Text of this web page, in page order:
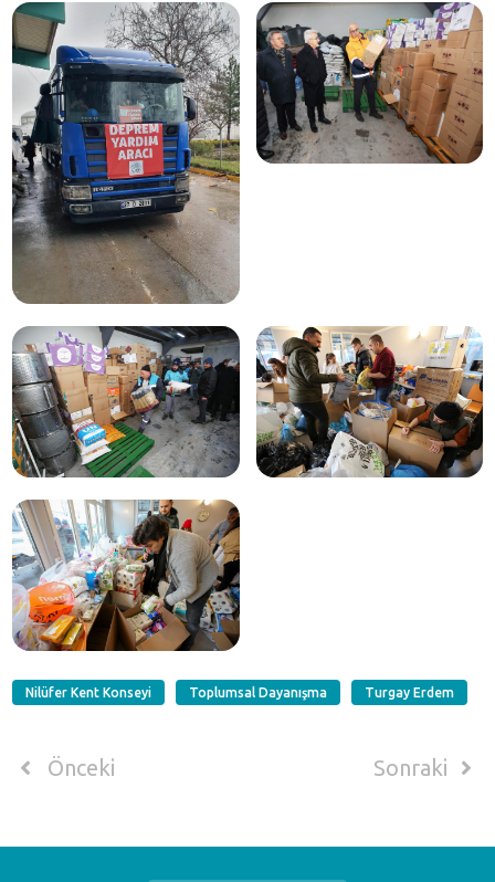
Nilüfer Kent Konseyi Toplumsal Dayanışma Turgay Erdem
Önceki Sonraki